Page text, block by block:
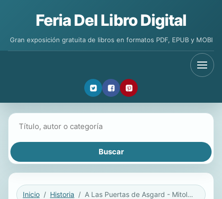
Feria Del Libro Digital
Gran exposición gratuita de libros en formatos PDF, EPUB y MOBI
Inicio Historia A Las Puertas de Asgard - Mitologia Nordica.